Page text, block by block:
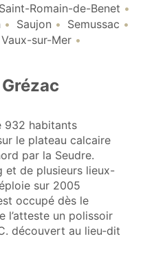
Saint-Romain-de-Benet
Saujon
Semussac
Vaux-sur-Mer
932 habitants
le plateau calcaire
par la Seudre.
et de plusieurs lieux-
sur 2005
occupé dès le
l’atteste un polissoir
découvert au lieu‑dit